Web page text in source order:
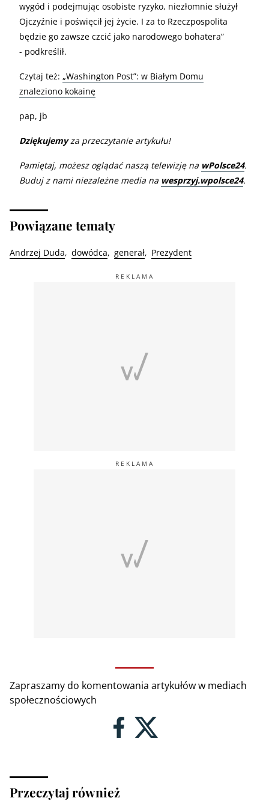
wygód i podejmując osobiste ryzyko, niezłomnie służył
Ojczyźnie i poświęcił jej życie. I za to Rzeczpospolita
będzie go zawsze czcić jako narodowego bohatera”
- podkreślił.
Czytaj też: „Washington Post”: w Białym Domu
znaleziono kokainę
pap, jb
Dziękujemyza przeczytanie artykułu!
Pamiętaj, możesz oglądać naszą telewizję na wPolsce24.
Buduj z nami niezależne media na wesprzyj.wpolsce24.
Powiązane tematy
Andrzej Duda dowódca generał Prezydent
Zapraszamy do komentowania artykułów w mediach
społecznościowych
Przeczytaj również